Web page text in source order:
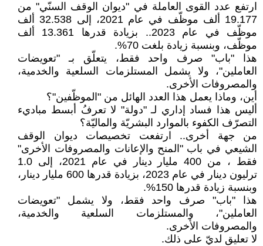
ارتفع عدد القوى العاملة في "ديوان الوقف السنّي" من
19.177 ألف موظّف في عام 2021، إلى 32.538 ألف
موظّف في عام 2023.. بزيادة قدرها 13.361 ألف
موظّف، وبنسبة زيادة بلغت 70%.
هذا "باب" صرف واحد فقط، يتعلّق بـ "تعويضات
العاملين"، ولا يشمل المستلزمات السلعية والخدمية،
والمصروفات الأخرى.
أين، وماذا يعمل هذا العدد الهائل من "الموظّفين"؟
أليس هذا فساد إداري لـ "دولة" لا تعرفُ أبسط مباديء
التصرّف الكفوء بالموارد البشريّة والماليّة؟
من جهة أخرى.. ارتفعت تخصيصات ديوان الوقف
الشيعي في باب "المنح والإعانات والمصروفات الأخرى"
فقط ، من 400 مليار دينار في عام 2021، إلى 1.0
ترليون دينار في عام 2023، بزيادة قدرها 600 مليار دينار،
وبنسبة زيادة قدرها 150%.
هذا "باب" صرف واحد فقط، ولا يشمل "تعويضات
العاملين"، والمستلزمات السلعية والخدمية،
والمصروفات الأخرى.
لا تعليق لديّ على ذلك.